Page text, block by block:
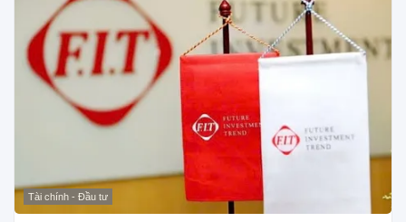
Tài chính - Đầu tư